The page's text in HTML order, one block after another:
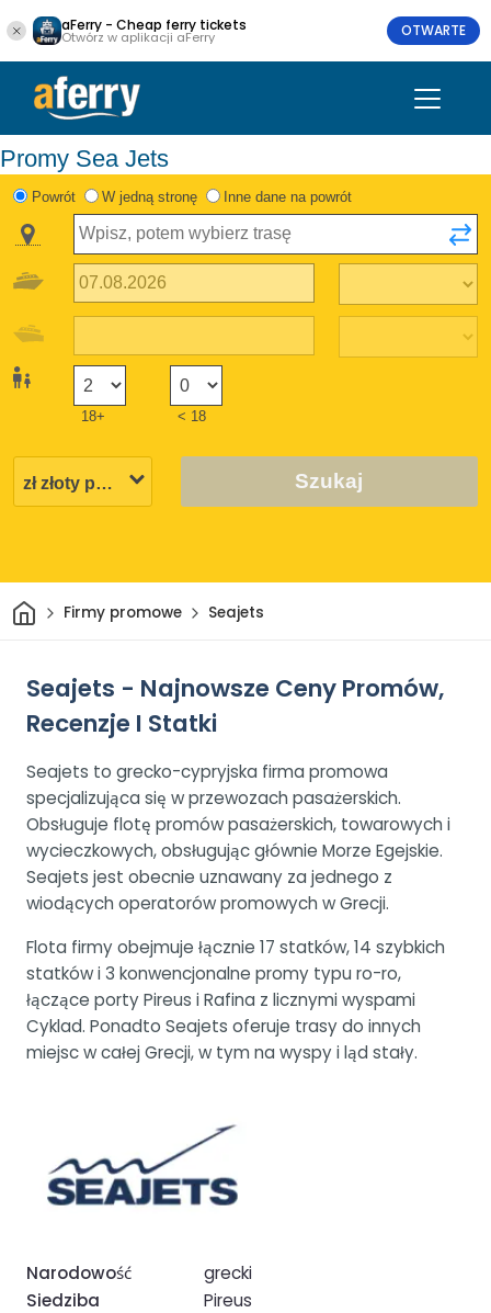
aFerry - Cheap ferry tickets
Otwórz w aplikacji aFerry OTWARTE
Promy Sea Jets
Powrót W jedną stronę Inne dane na powrót
18+ < 18
Szukaj
DomFirmy promowe Seajets
Seajets - Najnowsze Ceny Promów,
Recenzje I Statki
Seajets to grecko-cypryjska firma promowa
specjalizująca się w przewozach pasażerskich.
Obsługuje flotę promów pasażerskich, towarowych i
wycieczkowych, obsługując głównie Morze Egejskie.
Seajets jest obecnie uznawany za jednego z
wiodących operatorów promowych w Grecji.
Flota firmy obejmuje łącznie 17 statków, 14 szybkich
statków i 3 konwencjonalne promy typu ro-ro,
łączące porty Pireus i Rafina z licznymi wyspami
Cyklad. Ponadto Seajets oferuje trasy do innych
miejsc w całej Grecji, w tym na wyspy i ląd stały.
Narodowość
grecki
Siedziba
Pireus